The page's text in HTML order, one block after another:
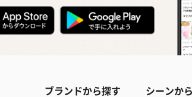
ブランドから探す シーンか